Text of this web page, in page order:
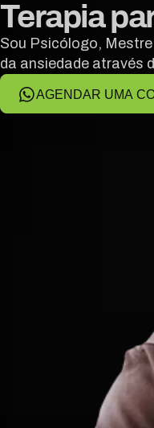
Terapia
Sou Psicólogo,
da ansiedade através
AGENDAR UMA